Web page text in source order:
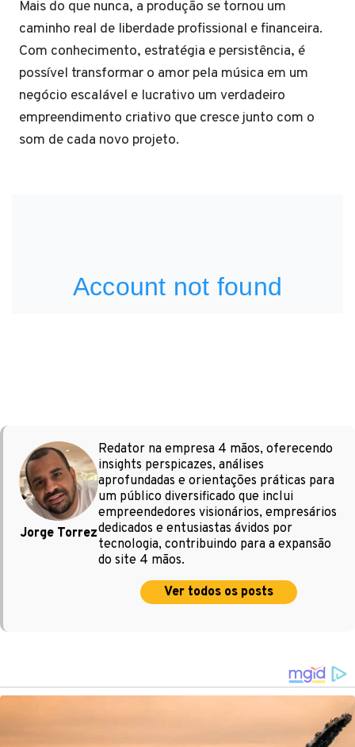
Mais do que nunca, a produção se tornou um
caminho real de liberdade profissional e financeira.
Com conhecimento, estratégia e persistência, é
possível transformar o amor pela música em um
negócio escalável e lucrativo um verdadeiro
empreendimento criativo que cresce junto com o
som de cada novo projeto.
Jorge Torrez
Redator na empresa 4 mãos, oferecendo
insights perspicazes, análises
aprofundadas e orientações práticas para
um público diversificado que inclui
empreendedores visionários, empresários
dedicados e entusiastas ávidos por
tecnologia, contribuindo para a expansão
do site 4 mãos.
Ver todos os posts